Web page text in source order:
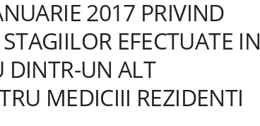
2017 PRIVIND
EFECTUATE IN
DINTR-UN ALT
MEDICIII REZIDENTI